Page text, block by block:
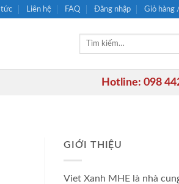
tức Liên hệ FAQ Đăng nhập Giỏ hàng /
Tìm
Hotline: 098
GIỚI THIỆU
Viet Xanh MHE là nhà